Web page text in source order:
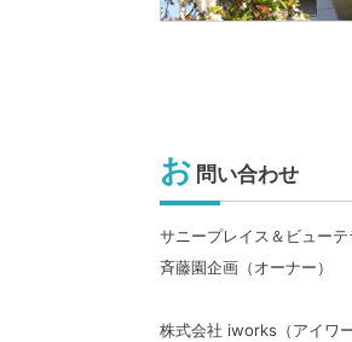
お 問い合わせ
サニープレイス＆ビューテ
斉藤園企画（オーナー）
株式会社 iworks（アイワー